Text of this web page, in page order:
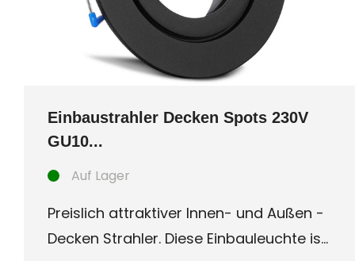
Einbaustrahler Decken Spots 230V
GU10...
Auf Lager
Preislich attraktiver Innen- und Außen -
Decken Strahler. Diese Einbauleuchte ist